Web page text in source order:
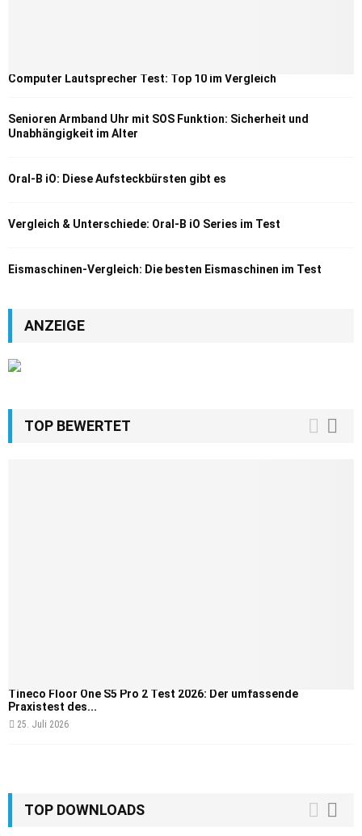
Computer Lautsprecher Test: Top 10 im Vergleich
Senioren Armband Uhr mit SOS Funktion: Sicherheit und
Unabhängigkeit im Alter
Oral-B iO: Diese Aufsteckbürsten gibt es
Vergleich & Unterschiede: Oral-B iO Series im Test
Eismaschinen-Vergleich: Die besten Eismaschinen im Test
ANZEIGE
TOP BEWERTET
Tineco Floor One S5 Pro 2 Test 2026: Der umfassende
Praxistest des...
25. Juli 2026
TOP DOWNLOADS